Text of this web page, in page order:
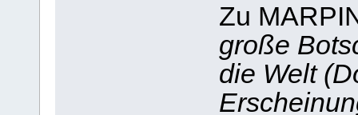
Zu
große
die Welt